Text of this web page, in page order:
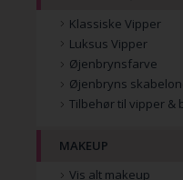
Klassiske Vipper
Luksus Vipper
Øjenbrynsfarve
Øjenbryns
Tilbehør til vipper &
MAKEUP
Vis alt makeup